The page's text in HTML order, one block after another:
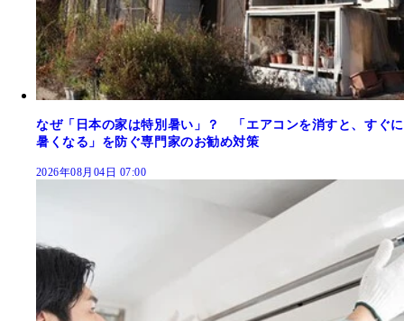
なぜ「日本の家は特別暑い」？ 「エアコンを消すと、すぐに
暑くなる」を防ぐ専門家のお勧め対策
2026年08月04日 07:00